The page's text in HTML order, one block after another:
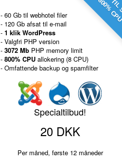
800%
- 60 Gb til webhotel filer
- 120 Gb afsat til e-mail
- 1 klik WordPress
- Valgfri PHP version
- 3072 Mb PHP memory limit
- 800% CPU allokering (8 CPU)
- Omfattende backup og spamfilter
Specialtilbud!
20 DKK
Per måned, første 12 måneder